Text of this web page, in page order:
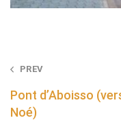
Post
navigation
PREV
Pont d’Aboisso
Noé)